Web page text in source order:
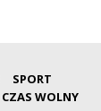
SPORT
CZAS WOLNY